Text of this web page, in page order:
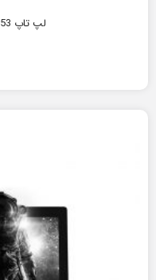
لپ تاپ Lenovo ThinkPad P53